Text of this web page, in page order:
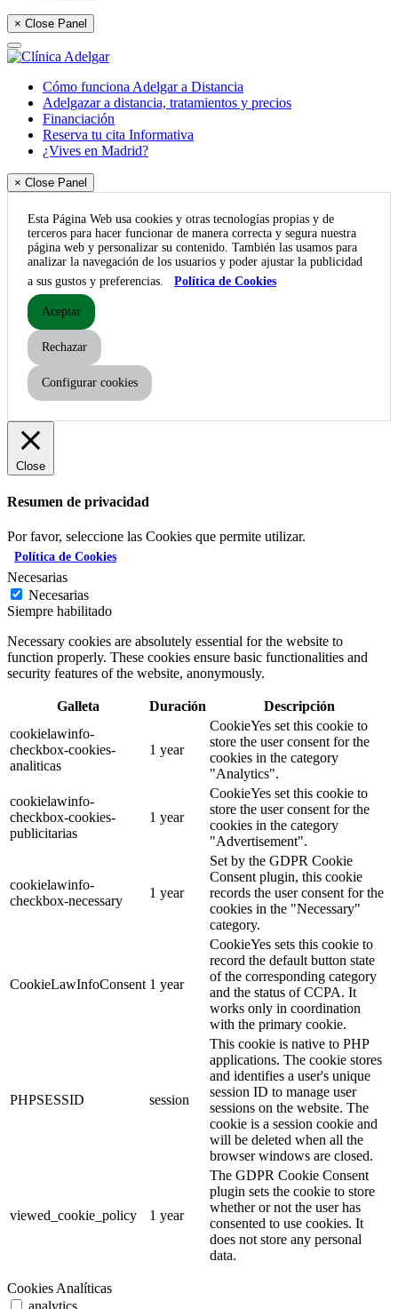
× Close Panel
Cómo funciona Adelgar a Distancia
Adelgazar a distancia, tratamientos y precios
Financiación
Reserva tu cita Informativa
¿Vives en Madrid?
× Close Panel
Esta Página Web usa cookies y otras tecnologías propias y de
terceros para hacer funcionar de manera correcta y segura nuestra
página web y personalizar su contenido. También las usamos para
analizar la navegación de los usuarios y poder ajustar la publicidad
a sus gustos y preferencias.
Política de Cookies
Aceptar
Rechazar
Configurar cookies
Close
Resumen de privacidad
Por favor, seleccione las Cookies que permite utilizar.
Política de Cookies
Necesarias
Necesarias
Siempre habilitado
Necessary cookies are absolutely essential for the website to
function properly. These cookies ensure basic functionalities and
security features of the website, anonymously.
Galleta Duración
Descripción
cookielawinfo-
checkbox-cookies-
analiticas
1 year
CookieYes set this cookie to
store the user consent for the
cookies in the category
"Analytics".
cookielawinfo-
checkbox-cookies-
publicitarias
1 year
CookieYes set this cookie to
store the user consent for the
cookies in the category
"Advertisement".
cookielawinfo-
checkbox-necessary
1 year
Set by the GDPR Cookie
Consent plugin, this cookie
records the user consent for the
cookies in the "Necessary"
category.
CookieLawInfoConsent 1 year
CookieYes sets this cookie to
record the default button state
of the corresponding category
and the status of CCPA. It
works only in coordination
with the primary cookie.
PHPSESSID session
This cookie is native to PHP
applications. The cookie stores
and identifies a user's unique
session ID to manage user
sessions on the website. The
cookie is a session cookie and
will be deleted when all the
browser windows are closed.
viewed_cookie_policy 1 year
The GDPR Cookie Consent
plugin sets the cookie to store
whether or not the user has
consented to use cookies. It
does not store any personal
data.
Cookies Analíticas